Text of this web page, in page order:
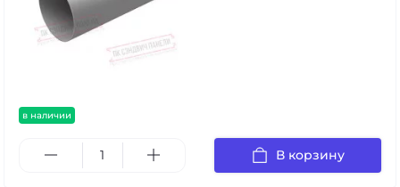
в наличии
В корзину